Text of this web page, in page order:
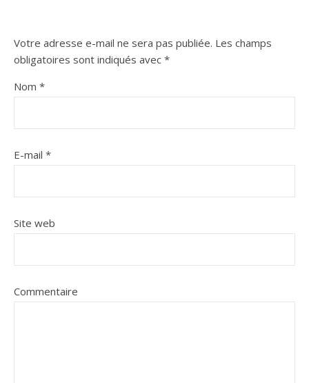
Votre adresse e-mail ne sera pas publiée. Les champs
obligatoires sont indiqués avec *
Nom *
E-mail *
Site web
Commentaire